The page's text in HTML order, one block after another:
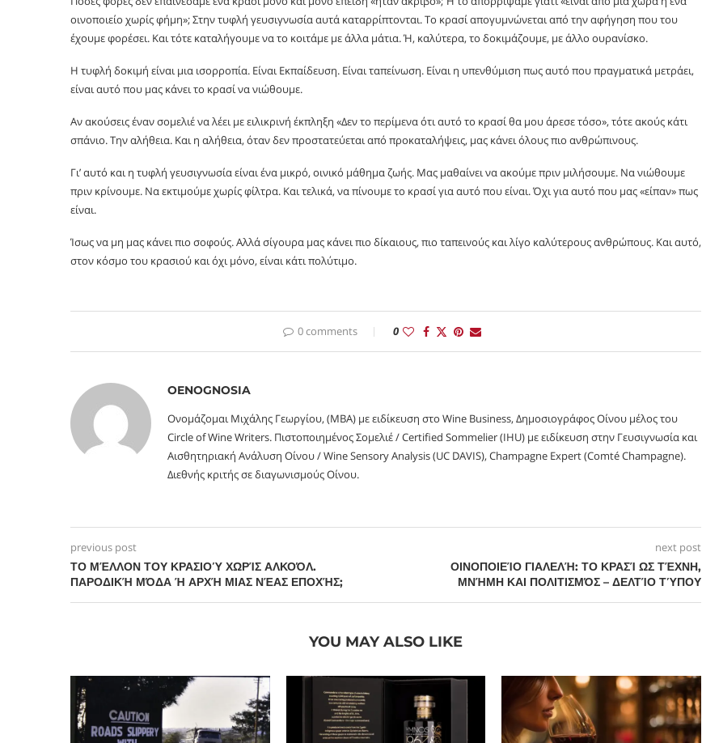
οινοποιείο χωρίς φήμη»; Στην τυφλή γευσιγνωσία αυτά καταρρίπτονται. Το κρασί απογυμνώνεται από την αφήγηση που του
έχουμε φορέσει. Και τότε καταλήγουμε να το κοιτάμε με άλλα μάτια. Ή, καλύτερα, το δοκιμάζουμε, με άλλο ουρανίσκο.
Η τυφλή δοκιμή είναι μια ισορροπία. Είναι Εκπαίδευση. Είναι ταπείνωση. Είναι η υπενθύμιση πως αυτό που πραγματικά μετράει,
είναι αυτό που μας κάνει το κρασί να νιώθουμε.
Αν ακούσεις έναν σομελιέ να λέει με ειλικρινή έκπληξη «Δεν το περίμενα ότι αυτό το κρασί θα μου άρεσε τόσο», τότε ακούς κάτι
σπάνιο. Την αλήθεια. Και η αλήθεια, όταν δεν προστατεύεται από προκαταλήψεις, μας κάνει όλους πιο ανθρώπινους.
Γι’ αυτό και η τυφλή γευσιγνωσία είναι ένα μικρό, οινικό μάθημα ζωής. Μας μαθαίνει να ακούμε πριν μιλήσουμε. Να νιώθουμε
πριν κρίνουμε. Να εκτιμούμε χωρίς φίλτρα. Και τελικά, να πίνουμε το κρασί για αυτό που είναι. Όχι για αυτό που μας «είπαν» πως
είναι.
Ίσως να μη μας κάνει πιο σοφούς. Αλλά σίγουρα μας κάνει πιο δίκαιους, πιο ταπεινούς και λίγο καλύτερους ανθρώπους. Και αυτό,
στον κόσμο του κρασιού και όχι μόνο, είναι κάτι πολύτιμο.
0 comments 0
OENOGNOSIA
Ονομάζομαι Μιχάλης Γεωργίου, (MBA) με ειδίκευση στο Wine Business, Δημοσιογράφος Οίνου μέλος του
Circle of Wine Writers. Πιστοποιημένος Σομελιέ / Certified Sommelier (IHU) με ειδίκευση στην Γευσιγνωσία και
Αισθητηριακή Ανάλυση Οίνου / Wine Sensory Analysis (UC DAVIS), Champagne Expert (Comté Champagne).
Διεθνής κριτής σε διαγωνισμούς Οίνου.
previous post
ΤΟ ΜΈΛΛΟΝ ΤΟΥ ΚΡΑΣΙΟΎ ΧΩΡΊΣ ΑΛΚΟΌΛ.
ΠΑΡΟΔΙΚΉ ΜΌΔΑ Ή ΑΡΧΉ ΜΙΑΣ ΝΈΑΣ ΕΠΟΧΉΣ;
next post
ΟΙΝΟΠΟΙΕΊΟ ΓΙΑΛΕΛΉ: ΤΟ ΚΡΑΣΊ ΩΣ ΤΈΧΝΗ,
ΜΝΉΜΗ ΚΑΙ ΠΟΛΙΤΙΣΜΌΣ – ΔΕΛΤΊΟ ΤΎΠΟΥ
YOU MAY ALSO LIKE